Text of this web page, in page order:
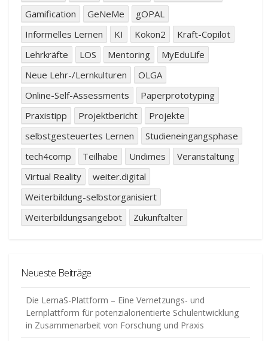
Gamification
GeNeMe
gOPAL
Informelles Lernen
KI Kokon2
Kraft-Copilot
Lehrkräfte
LOS Mentoring
MyEduLife
Neue Lehr-/Lernkulturen
OLGA
Online-Self-Assessments
Paperprototyping
Praxistipp
Projektbericht
Projekte
selbstgesteuertes Lernen
Studieneingangsphase
tech4comp
Teilhabe Undimes
Veranstaltung
Virtual Reality
weiter.digital
Weiterbildung-selbstorganisiert
Weiterbildungsangebot
Zukunftalter
Neueste Beiträge
Die LemaS-Plattform – Eine Vernetzungs- und
Lernplattform für potenzialorientierte Schulentwicklung
in Zusammenarbeit von Forschung und Praxis